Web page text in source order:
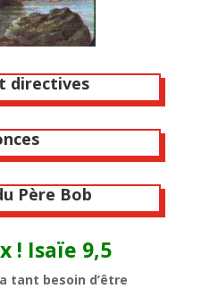
directives
Père Bob
! Isaïe 9,5
tant besoin d’être